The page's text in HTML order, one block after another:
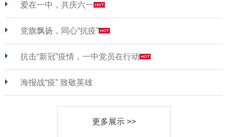
爱在一中，共庆六一
党旗飘扬，同心“抗疫”
抗击“新冠”疫情，一中党员在行动
海报战“疫” 致敬英雄
更多展示 >>